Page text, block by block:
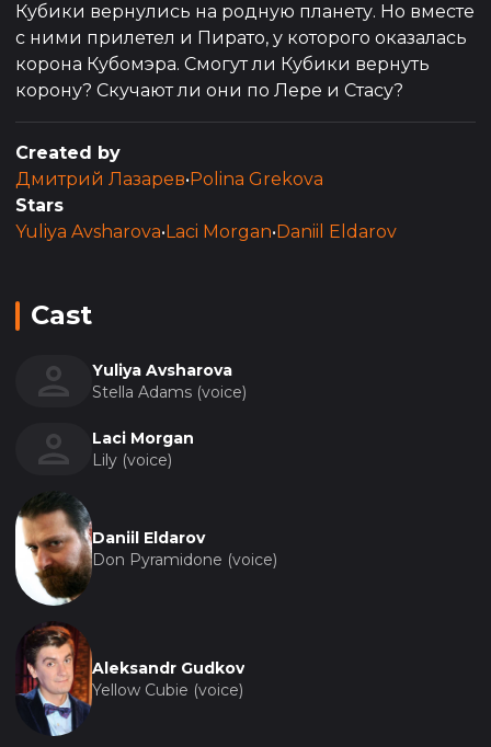
Кубики вернулись на родную планету. Но вместе
с ними прилетел и Пирато, у которого оказалась
корона Кубомэра. Смогут ли Кубики вернуть
корону? Скучают ли они по Лере и Стасу?
Created by
Дмитрий Лазарев• Polina Grekova
Stars
Yuliya Avsharova• Laci Morgan• Daniil Eldarov
Cast
Yuliya Avsharova
Stella Adams (voice)
Laci Morgan
Lily (voice)
Daniil Eldarov
Don Pyramidone (voice)
Aleksandr Gudkov
Yellow Cubie (voice)